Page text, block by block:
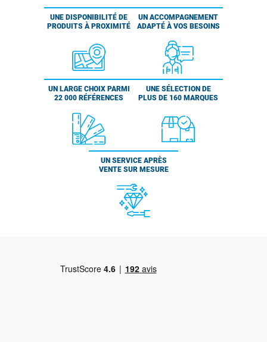
UNE DISPONIBILITÉ DE
PRODUITS À PROXIMITÉ
UN ACCOMPAGNEMENT
ADAPTÉ À VOS BESOINS
UN LARGE CHOIX PARMI
22 000 RÉFÉRENCES
UNE SÉLECTION DE
PLUS DE 160 MARQUES
UN SERVICE APRÈS
VENTE SUR MESURE